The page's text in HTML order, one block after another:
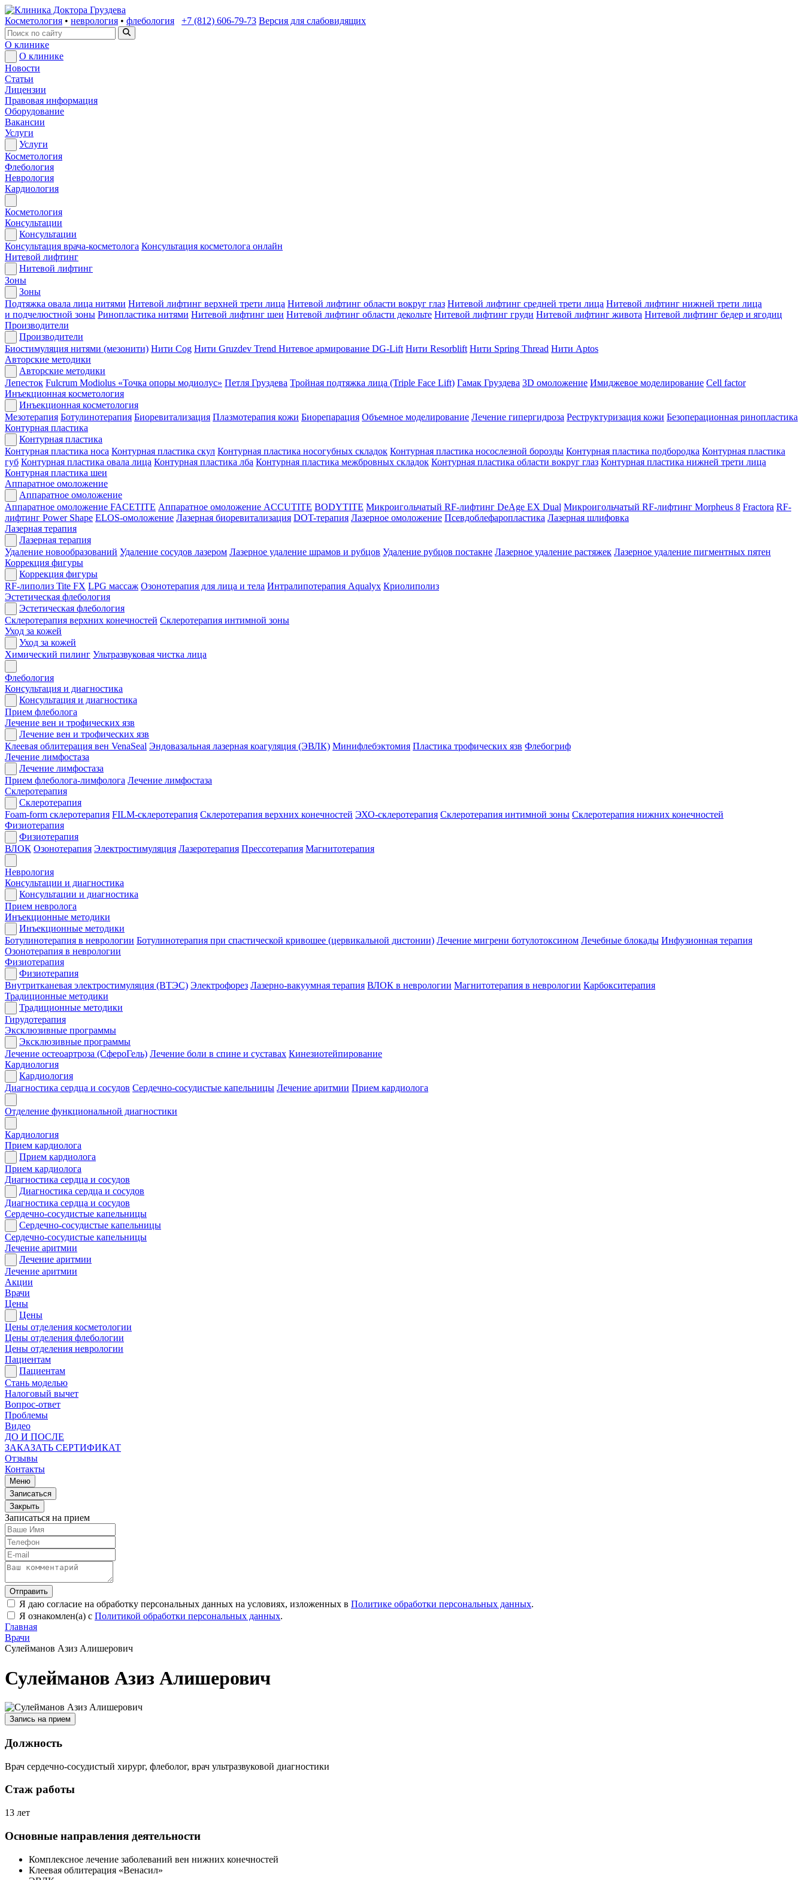
Косметология • неврология • флебология +7 (812) 606-79-73 Версия для слабовидящих
О клинике
О клинике
Новости
Статьи
Лицензии
Правовая информация
Оборудование
Вакансии
Услуги
Услуги
Косметология
Флебология
Неврология
Кардиология
Косметология
Консультации
Консультации
Консультация врача-косметолога Консультация косметолога онлайн
Нитевой лифтинг
Нитевой лифтинг
Зоны
Зоны
Подтяжка овала лица нитями Нитевой лифтинг верхней трети лица Нитевой лифтинг области вокруг глаз Нитевой лифтинг средней трети лица Нитевой лифтинг нижней трети лица
и подчелюстной зоны Ринопластика нитями Нитевой лифтинг шеи Нитевой лифтинг области декольте Нитевой лифтинг груди Нитевой лифтинг живота Нитевой лифтинг бедер и ягодиц
Производители
Производители
Биостимуляция нитями (мезонити) Нити Cog Нити Gruzdev Trend Нитевое армирование DG-Lift Нити Resorblift Нити Spring Thread Нити Aptos
Авторские методики
Авторские методики
Лепесток Fulcrum Modiolus «Точка опоры модиолус» Петля Груздева Тройная подтяжка лица (Triple Face Lift) Гамак Груздева 3D омоложение Имиджевое моделирование Cell factor
Инъекционная косметология
Инъекционная косметология
Мезотерапия Ботулинотерапия Биоревитализация Плазмотерапия кожи Биорепарация Объемное моделирование Лечение гипергидроза Реструктуризация кожи Безоперационная ринопластика
Контурная пластика
Контурная пластика
Контурная пластика носа Контурная пластика скул Контурная пластика носогубных складок Контурная пластика носослезной борозды Контурная пластика подбородка Контурная пластика
губ Контурная пластика овала лица Контурная пластика лба Контурная пластика межбровных складок Контурная пластика области вокруг глаз Контурная пластика нижней трети лица
Контурная пластика шеи
Аппаратное омоложение
Аппаратное омоложение
Аппаратное омоложение FACETITE Аппаратное омоложение ACCUTITE BODYTITE Микроигольчатый RF-лифтинг DeAge EX Dual Микроигольчатый RF-лифтинг Morpheus 8 Fractora RF-
лифтинг Power Shape ELOS-омоложение Лазерная биоревитализация DOT-терапия Лазерное омоложение Псевдоблефаропластика Лазерная шлифовка
Лазерная терапия
Лазерная терапия
Удаление новообразований Удаление сосудов лазером Лазерное удаление шрамов и рубцов Удаление рубцов постакне Лазерное удаление растяжек Лазерное удаление пигментных пятен
Коррекция фигуры
Коррекция фигуры
RF-липолиз Tite FX LPG массаж Озонотерапия для лица и тела Интралипотерапия Aqualyx Криолиполиз
Эстетическая флебология
Эстетическая флебология
Склеротерапия верхних конечностей Склеротерапия интимной зоны
Уход за кожей
Уход за кожей
Химический пилинг Ультразвуковая чистка лица
Флебология
Консультация и диагностика
Консультация и диагностика
Прием флеболога
Лечение вен и трофических язв
Лечение вен и трофических язв
Клеевая облитерация вен VenaSeal Эндовазальная лазерная коагуляция (ЭВЛК) Минифлебэктомия Пластика трофических язв Флебогриф
Лечение лимфостаза
Лечение лимфостаза
Прием флеболога-лимфолога Лечение лимфостаза
Склеротерапия
Склеротерапия
Foam-form склеротерапия FILM-склеротерапия Склеротерапия верхних конечностей ЭХО-склеротерапия Склеротерапия интимной зоны Склеротерапия нижних конечностей
Физиотерапия
Физиотерапия
ВЛОК Озонотерапия Электростимуляция Лазеротерапия Прессотерапия Магнитотерапия
Неврология
Консультации и диагностика
Консультации и диагностика
Прием невролога
Инъекционные методики
Инъекционные методики
Ботулинотерапия в неврологии Ботулинотерапия при спастической кривошее (цервикальной дистонии) Лечение мигрени ботулотоксином Лечебные блокады Инфузионная терапия
Озонотерапия в неврологии
Физиотерапия
Физиотерапия
Внутритканевая электростимуляция (ВТЭС) Электрофорез Лазерно-вакуумная терапия ВЛОК в неврологии Магнитотерапия в неврологии Карбокситерапия
Традиционные методики
Традиционные методики
Гирудотерапия
Эксклюзивные программы
Эксклюзивные программы
Лечение остеоартроза (СфероГель) Лечение боли в спине и суставах Кинезиотейпирование
Кардиология
Кардиология
Диагностика сердца и сосудов Сердечно-сосудистые капельницы Лечение аритмии Прием кардиолога
Отделение функциональной диагностики
Кардиология
Прием кардиолога
Прием кардиолога
Прием кардиолога
Диагностика сердца и сосудов
Диагностика сердца и сосудов
Диагностика сердца и сосудов
Сердечно-сосудистые капельницы
Сердечно-сосудистые капельницы
Сердечно-сосудистые капельницы
Лечение аритмии
Лечение аритмии
Лечение аритмии
Акции
Врачи
Цены
Цены
Цены отделения косметологии
Цены отделения флебологии
Цены отделения неврологии
Пациентам
Пациентам
Стань моделью
Налоговый вычет
Вопрос-ответ
Проблемы
Видео
ДО И ПОСЛЕ
ЗАКАЗАТЬ СЕРТИФИКАТ
Отзывы
Контакты
Меню
Записаться
Закрыть
Записаться на прием
Отправить
Я даю согласие на обработку персональных данных на условиях, изложенных в Политике обработки персональных данных.
Я ознакомлен(а) с Политикой обработки персональных данных.
Главная
Врачи
Сулейманов Азиз Алишерович
Сулейманов Азиз Алишерович
Запись на прием
Должность
Врач сердечно-сосудистый хирург, флеболог, врач ультразвуковой диагностики
Стаж работы
13 лет
Основные направления деятельности
Комплексное лечение заболеваний вен нижних конечностей
Клеевая облитерация «Венасил»